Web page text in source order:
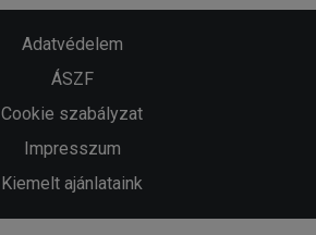
Adatvédelem
ÁSZF
Cookie szabályzat
Impresszum
Kiemelt ajánlataink